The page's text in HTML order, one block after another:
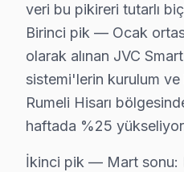
Uskumruköy, doğal
Yeniköy'de JVC TV
Yeniköy, lüks konutları
Zekeriyaköy'de JVC TV
veri bu pikireri tutarlı
Birinci pik — Ocak
olarak alınan JVC
sistemi'lerin kurulum ve
Rumeli Hisarı
haftada %25
İkinci pik — Mart sonu: